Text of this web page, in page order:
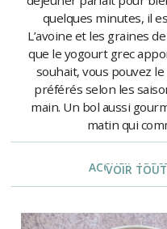
quelques minutes, il
L’avoine et les graines
que le yogourt grec
souhait, vous pouvez
préférés selon les
main. Un bol aussi
matin qui
ACCUEIL /
VOIR